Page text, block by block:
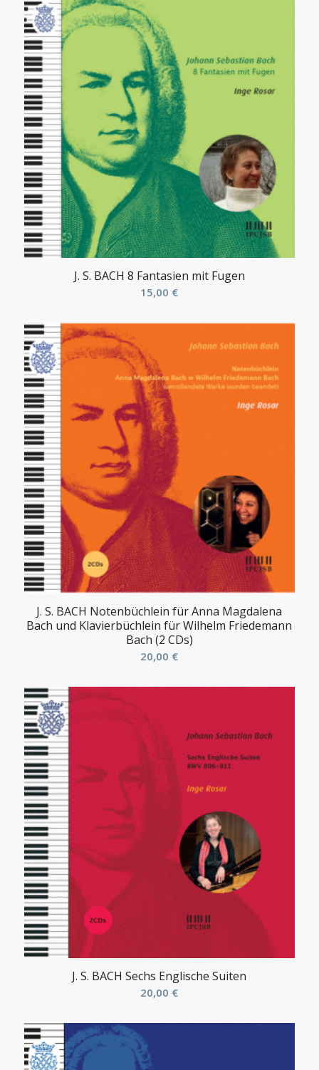
J. S. BACH 8 Fantasien mit Fugen
15,00 €
J. S. BACH Notenbüchlein für Anna Magdalena
Bach und Klavierbüchlein für Wilhelm Friedemann
Bach (2 CDs)
20,00 €
J. S. BACH Sechs Englische Suiten
20,00 €